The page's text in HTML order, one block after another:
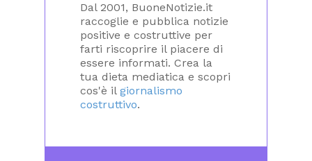
Dal 2001, BuoneNotizie.it
raccoglie e pubblica notizie
positive e costruttive per
farti riscoprire il piacere di
essere informati. Crea la
tua dieta mediatica e scopri
cos'è il giornalismo
costruttivo.